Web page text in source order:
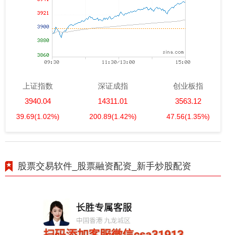
上证指数
3940.04
39.69(1.02%)
深证成指
14311.01
200.89(1.42%)
创业板指
3563.12
47.56(1.35%)
股票交易软件_股票融资配资_新手炒股配资